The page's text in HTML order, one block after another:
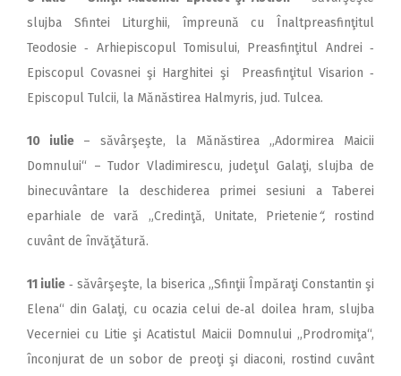
slujba Sfintei Liturghii, împreună cu Înaltpreasfinţitul
Teodosie ‑ Arhiepiscopul Tomisului, Preasfinţitul Andrei ‑
Episcopul Covasnei şi Harghitei şi Preasfinţitul Visarion ‑
Episcopul Tulcii, la Mănăstirea Halmyris, jud. Tulcea.
10 iulie – săvârşeşte, la Mănăstirea „Adormirea Maicii
Domnului“ – Tudor Vladimirescu, judeţul Galaţi, slujba de
binecuvântare la deschiderea primei sesiuni a Taberei
eparhiale de vară „Credinţă, Unitate, Prietenie“, rostind
cuvânt de învăţătură.
11 iulie ‑ săvârşeşte, la biserica „Sfinţii Împăraţi Constantin şi
Elena“ din Galaţi, cu ocazia celui de‑al doilea hram, slujba
Vecerniei cu Litie şi Acatistul Maicii Domnului „Prodromiţa“,
înconjurat de un sobor de preoţi şi diaconi, rostind cuvânt